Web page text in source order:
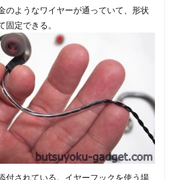
のようなワイヤーが通っていて、形状
固定できる。
付されている。イヤーフックを使う場